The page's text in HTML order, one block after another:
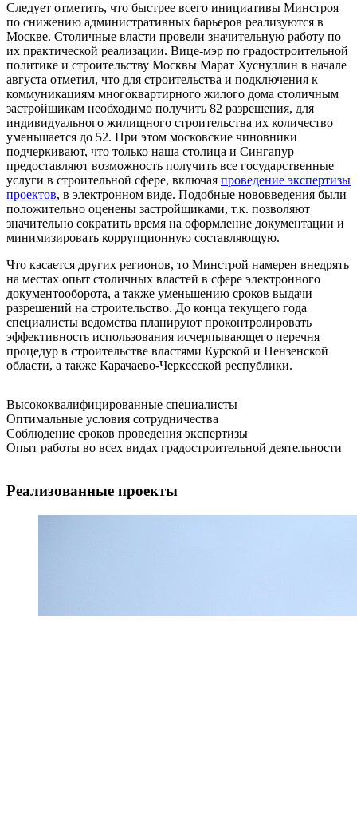
Следует отметить, что быстрее всего инициативы Минстроя
по снижению административных барьеров реализуются в
Москве. Столичные власти провели значительную работу по
их практической реализации. Вице-мэр по градостроительной
политике и строительству Москвы Марат Хуснуллин в начале
августа отметил, что для строительства и подключения к
коммуникациям многоквартирного жилого дома столичным
застройщикам необходимо получить 82 разрешения, для
индивидуального жилищного строительства их количество
уменьшается до 52. При этом московские чиновники
подчеркивают, что только наша столица и Сингапур
предоставляют возможность получить все государственные
услуги в строительной сфере, включая проведение экспертизы
проектов, в электронном виде. Подобные нововведения были
положительно оценены застройщиками, т.к. позволяют
значительно сократить время на оформление документации и
минимизировать коррупционную составляющую.
Что касается других регионов, то Минстрой намерен внедрять
на местах опыт столичных властей в сфере электронного
документооборота, а также уменьшению сроков выдачи
разрешений на строительство. До конца текущего года
специалисты ведомства планируют проконтролировать
эффективность использования исчерпывающего перечня
процедур в строительстве властями Курской и Пензенской
области, а также Карачаево-Черкесской республики.
Высококвалифицированные специалисты
Оптимальные условия сотрудничества
Соблюдение сроков проведения экспертизы
Опыт работы во всех видах градостроительной деятельности
Реализованные проекты